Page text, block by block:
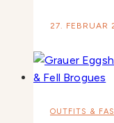
27. FEBRUAR
OUTFITS &